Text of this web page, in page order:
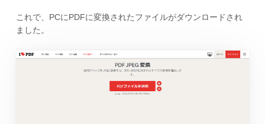
これで、PCにPDFに変換されたファイルがダウンロードされ
ました。